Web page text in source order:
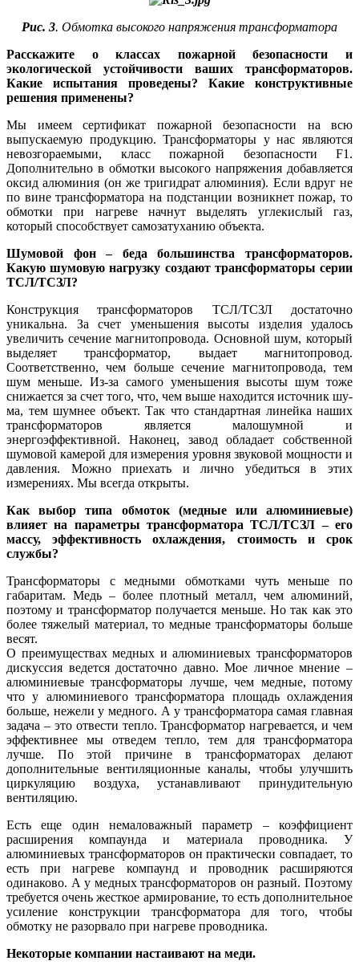
Рис. 3. Обмотка высокого напряжения трансформатора
Расскажите о классах пожарной безопасности и
экологической устойчивости ваших трансформаторов.
Какие испытания проведены? Какие конструктивные
решения применены?
Мы имеем сертификат пожарной безопасности на всю
выпускаемую продукцию. Трансформаторы у нас являются
невозгораемыми, класс пожарной безопасности F1.
Дополнительно в обмотки высокого напряжения добавляется
оксид алюминия (он же тригидрат алюминия). Если вдруг не
по ви­не трансформатора на подстанции возникнет пожар, то
обмотки при нагреве начнут выделять углекислый газ,
который способствует самозатуханию объекта.
Шумовой фон – беда большинства трансформаторов.
Какую шумовую нагрузку создают трансформаторы серии
ТСЛ/ТСЗЛ?
Конструкция трансформаторов ТСЛ/ТСЗЛ достаточно
уникальна. За счет уменьшения высоты изделия удалось
увеличить сечение магнитопровода. Основной шум, который
выделяет трансформатор, выдает магнитопровод.
Соответственно, чем больше сечение магнитопровода, тем
шум меньше. Из-за самого уменьшения высоты шум то­же
снижается за счет то­го, что, чем вы­ше находится источник шу­
ма, тем шумнее объект. Так что стандартная линейка наших
трансформаторов является малошумной и
энергоэффективной. Наконец, завод обладает собственной
шумовой камерой для измерения уровня звуковой мощности и
давления. Можно приехать и лично убедиться в этих
измерениях. Мы всегда открыты.
Как выбор ти­па обмоток (медные или алюминиевые)
влияет на параметры трансформатора ТСЛ/ТСЗЛ – его
массу, эффективность охлаждения, стоимость и срок
службы?
Трансформаторы с медными обмотками чуть меньше по
габаритам. Медь – более плотный металл, чем алюминий,
поэтому и трансформатор получается меньше. Но так как это
более тяжелый материал, то медные трансформаторы больше
весят.
О преимуществах медных и алюминиевых трансформаторов
дискуссия ведется достаточно давно. Мое личное мнение –
алюминиевые трансформаторы лучше, чем медные, потому
что у алюминиевого трансформатора площадь охлаждения
больше, нежели у медного. А у трансформатора самая главная
задача – это отвести тепло. Трансформатор нагревается, и чем
эффективнее мы отведем тепло, тем для трансформатора
лучше. По этой причине в трансформаторах делают
дополнительные вентиляционные каналы, чтобы улучшить
циркуляцию воздуха, устанавливают принудительную
вентиляцию.
Есть еще один немаловажный параметр – коэффициент
расширения компаунда и материала проводника. У
алюминиевых трансформаторов он практически совпадает, то
есть при нагреве компаунд и проводник расширяются
одинаково. А у медных трансформаторов он разный. Поэтому
требуется очень жесткое армирование, то есть дополнительное
усиление конструкции трансформатора для то­го, чтобы
обмотку не разорвало при нагреве проводника.
Некоторые компании настаивают на меди.